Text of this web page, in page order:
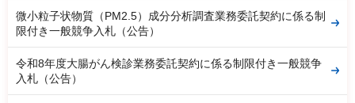
微小粒子状物質（PM2.5）成分分析調査業務委託契約に係る制
限付き一般競争入札（公告）
令和8年度大腸がん検診業務委託契約に係る制限付き一般競争
入札（公告）